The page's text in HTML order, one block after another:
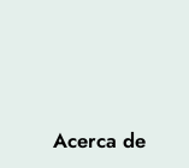
Acerca de